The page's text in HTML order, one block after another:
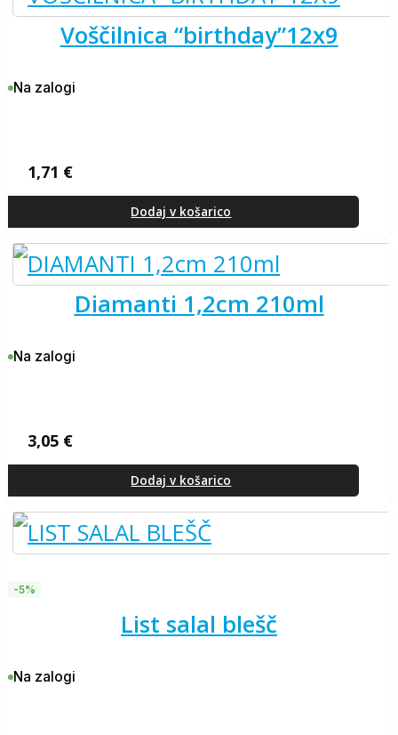
voščilnica “birthday”12x9
Na zalogi
1,71 €
Dodaj v košarico
diamanti 1,2cm 210ml
Na zalogi
3,05 €
Dodaj v košarico
-5%
list salal blešč
Na zalogi